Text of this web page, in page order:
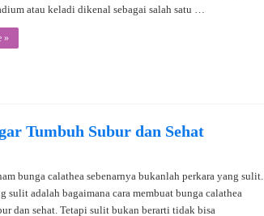
atau keladi dikenal sebagai salah satu …
»
Tumbuh Subur dan Sehat
bunga calathea sebenarnya bukanlah perkara yang sulit.
sulit adalah bagaimana cara membuat bunga calathea
dan sehat. Tetapi sulit bukan berarti tidak bisa